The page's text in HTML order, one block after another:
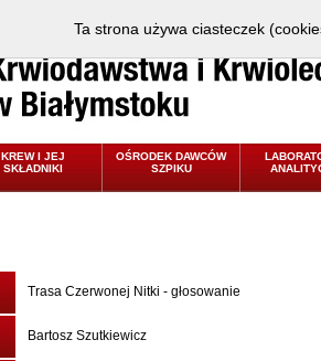
KREW I JEJ
SKŁADNIKI
OŚRODEK DAWCÓW
SZPIKU
Trasa Czerwonej Nitki - głosowanie
Bartosz Szutkiewicz
Ta strona używa ciasteczek